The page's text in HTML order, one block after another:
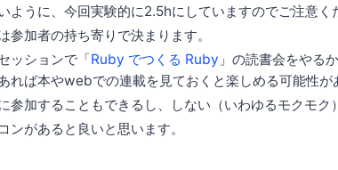
ように、今回実験的に2.5hにしていますのでご注意く
参加者の持ち寄りで決まります。
ッションで「Ruby でつくる Ruby 」の読書会をやる
れば本やwebでの連載を見ておくと楽しめる可能性が
参加することもできるし、しない（いわゆるモクモク
ンがあると良いと思います。